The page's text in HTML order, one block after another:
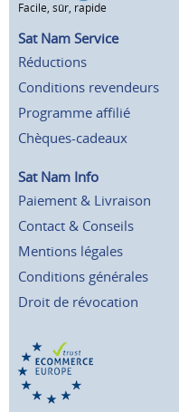
Facile, sûr, rapide
Sat Nam Service
Réductions
Conditions revendeurs
Programme affilié
Chèques-cadeaux
Sat Nam Info
Paiement & Livraison
Contact & Conseils
Mentions légales
Conditions générales
Droit de révocation